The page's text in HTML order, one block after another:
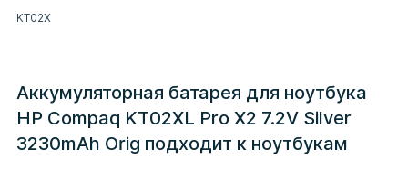
KT02X
Аккумуляторная батарея для ноутбука
HP Compaq KT02XL Pro X2 7.2V Silver
3230mAh Orig подходит к ноутбукам